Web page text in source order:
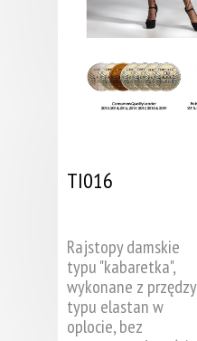
TI016
Rajstopy damskie
typu "kabaretka",
wykonane z przędzy
typu elastan w
oplocie, bez